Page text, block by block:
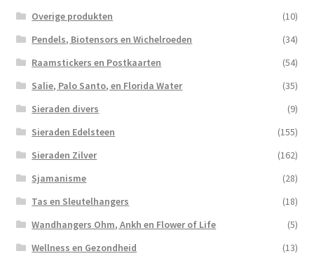
Overige produkten
(10)
Pendels, Biotensors en Wichelroeden
(34)
Raamstickers en Postkaarten
(54)
Salie, Palo Santo, en Florida Water
(35)
Sieraden divers
(9)
Sieraden Edelsteen
(155)
Sieraden Zilver
(162)
Sjamanisme
(28)
Tas en Sleutelhangers
(18)
Wandhangers Ohm, Ankh en Flower of Life
(5)
Wellness en Gezondheid
(13)